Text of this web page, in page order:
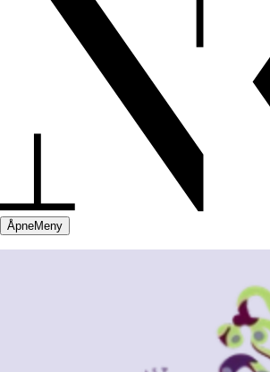
ÅpneMeny